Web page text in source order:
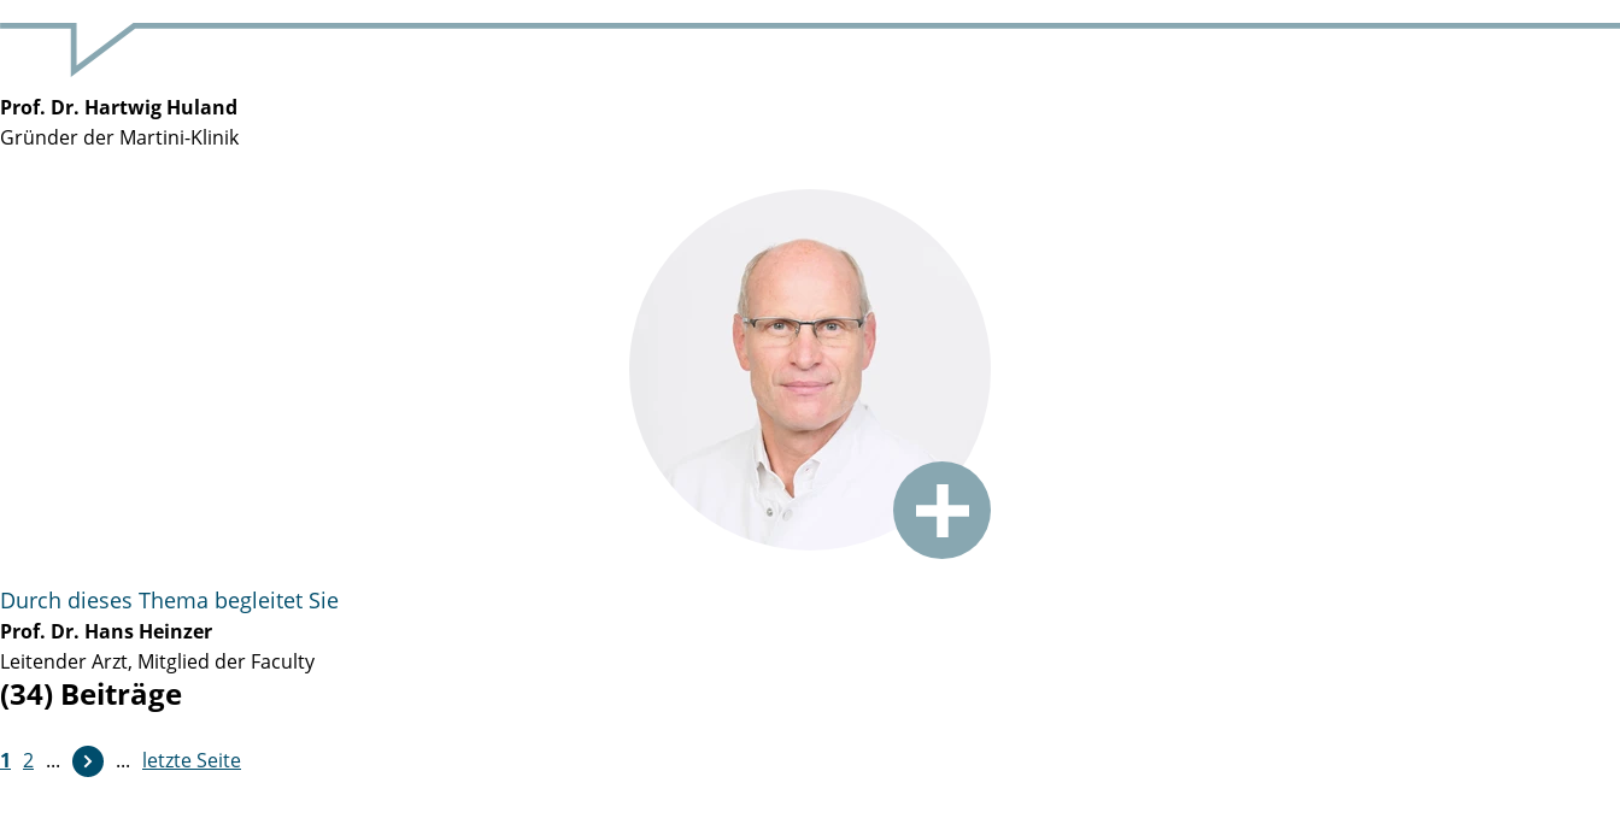
Prof. Dr. Hartwig Huland
Gründer der Martini-Klinik
Durch dieses Thema begleitet Sie
Prof. Dr. Hans Heinzer
Leitender Arzt, Mitglied der Faculty
(34) Beiträge
1 2 ... ... letzte Seite